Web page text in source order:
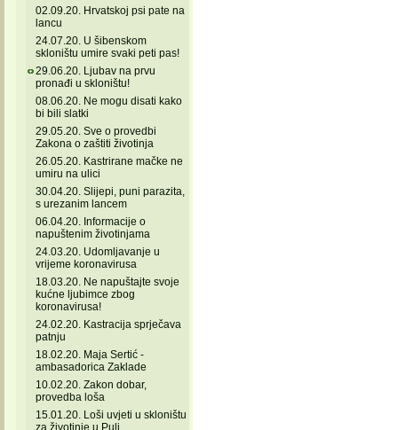
02.09.20. Hrvatskoj psi pate na
lancu
24.07.20. U šibenskom
skloništu umire svaki peti pas!
29.06.20. Ljubav na prvu
pronađi u skloništu!
08.06.20. Ne mogu disati kako
bi bili slatki
29.05.20. Sve o provedbi
Zakona o zaštiti životinja
26.05.20. Kastrirane mačke ne
umiru na ulici
30.04.20. Slijepi, puni parazita,
s urezanim lancem
06.04.20. Informacije o
napuštenim životinjama
24.03.20. Udomljavanje u
vrijeme koronavirusa
18.03.20. Ne napuštajte svoje
kućne ljubimce zbog
koronavirusa!
24.02.20. Kastracija sprječava
patnju
18.02.20. Maja Sertić -
ambasadorica Zaklade
10.02.20. Zakon dobar,
provedba loša
15.01.20. Loši uvjeti u skloništu
za životinje u Puli